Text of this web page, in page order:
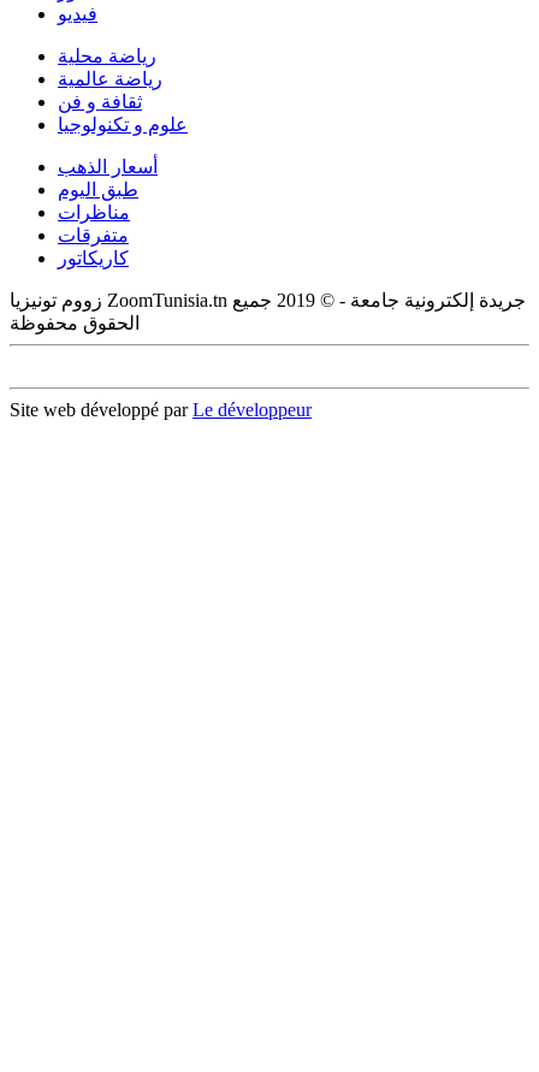
فيديو
رياضة محلية
رياضة عالمية
ثقافة و فن
علوم و تكنولوجيا
أسعار الذهب
طبق اليوم
مناظرات
متفرقات
كاريكاتور
زووم تونيزيا ZoomTunisia.tn جريدة إلكترونية جامعة - © 2019 جميع
الحقوق محفوظة
Site web développé parLe développeur